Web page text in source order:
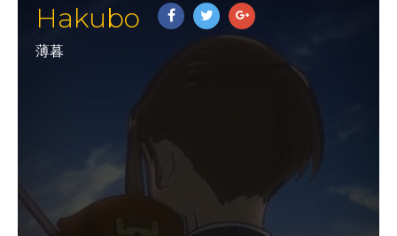
Hakubo
薄暮